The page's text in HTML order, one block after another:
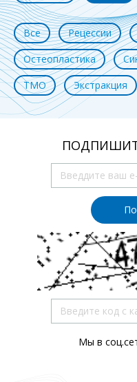
Все Рецессии
Остеопластика
ТМО
Экстракция
Мы в